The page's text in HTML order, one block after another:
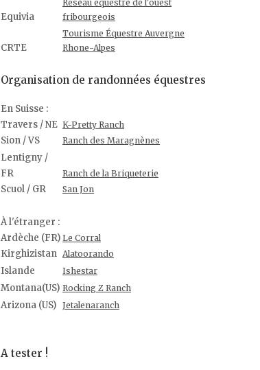
Equivia
Réseau équestre de l'ouest
fribourgeois
CRTE
Tourisme Équestre Auvergne
Rhone-Alpes
Organisation de randonnées équestres
En Suisse :
Travers / NE K-Pretty Ranch
Sion / VS Ranch des Maragnènes
Lentigny /
FR
Ranch de la Briqueterie
Scuol / GR San Jon
À l'étranger :
Ardèche (FR) Le Corral
Kirghizistan Alatoorando
Islande Ishestar
Montana(US) Rocking Z Ranch
Arizona (US) Jetalenaranch
A tester !